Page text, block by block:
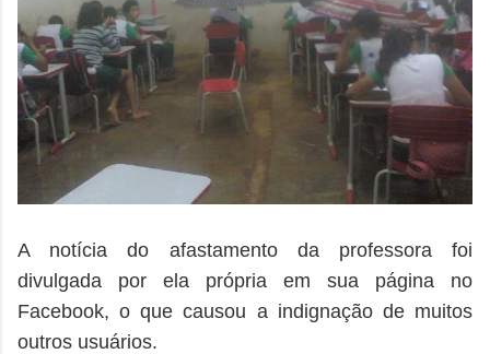
A notícia do afastamento da professora foi
divulgada por ela própria em sua página no
Facebook, o que causou a indignação de muitos
outros usuários.